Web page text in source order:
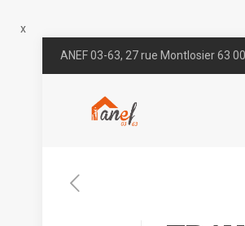
x
ANEF 03-63, 27 rue Montlosier 63